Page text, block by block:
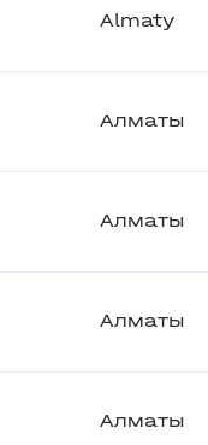
Almaty
Алматы
Алматы
Алматы
Алматы